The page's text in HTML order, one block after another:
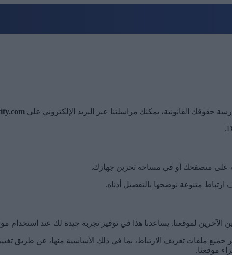
حقوقك القانونية، يمكنك مراسلتنا عبر البريد الإلكتروني على
على متصفحك أو في مساحة تخزين جهازك.
متنوعة نوضحها بالتفصيل أدناه.
لموقعنا. يساعدنا هذا في توفير تجربة جيدة لك عند استخدام
ملفات تعريف الارتباط، بما في ذلك الأساسية منها، عن طريق
موقعنا.